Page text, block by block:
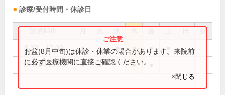
診療/受付時間・休診日
祝
8:30～12:00 ● ● ● ● ●
15:00～18:00 ● ● ●
お盆(8月中旬)は休診・休業の場合があります。来院前
に必ず医療機関に直接ご確認ください。
×閉じる